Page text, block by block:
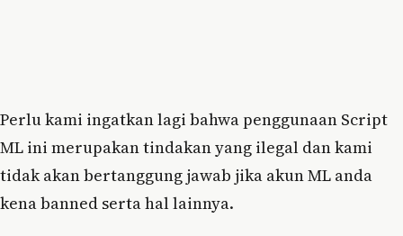
Perlu kami ingatkan lagi bahwa penggunaan Script
ML ini merupakan tindakan yang ilegal dan kami
tidak akan bertanggung jawab jika akun ML anda
kena banned serta hal lainnya.